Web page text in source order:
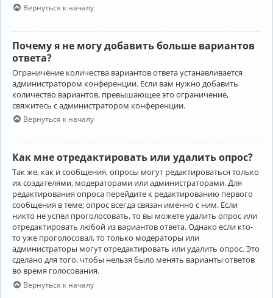
Вернуться к началу
Почему я не могу добавить больше вариантов
ответа?
Ограничение количества вариантов ответа устанавливается
администратором конференции. Если вам нужно добавить
количество вариантов, превышающее это ограничение,
свяжитесь с администратором конференции.
Вернуться к началу
Как мне отредактировать или удалить опрос?
Так же, как и сообщения, опросы могут редактироваться только
их создателями, модераторами или администраторами. Для
редактирования опроса перейдите к редактированию первого
сообщения в теме; опрос всегда связан именно с ним. Если
никто не успел проголосовать, то вы можете удалить опрос или
отредактировать любой из вариантов ответа. Однако если кто-
то уже проголосовал, то только модераторы или
администраторы могут отредактировать или удалить опрос. Это
сделано для того, чтобы нельзя было менять варианты ответов
во время голосования.
Вернуться к началу